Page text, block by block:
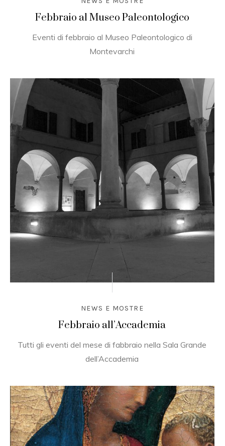
Febbraio al Museo Paleontologico
Eventi di febbraio al Museo Paleontologico di
Montevarchi
NEWS E MOSTRE
Febbraio all’Accademia
Tutti gli eventi del mese di fabbraio nella Sala Grande
dell’Accademia